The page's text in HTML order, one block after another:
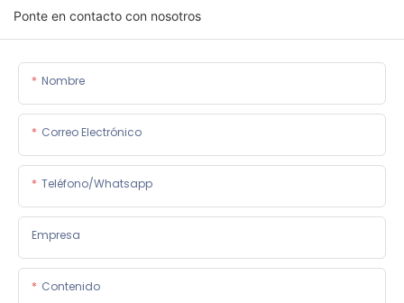
Ponte en contacto con nosotros
Nombre
Correo Electrónico
Teléfono/whatsapp
Empresa
Contenido